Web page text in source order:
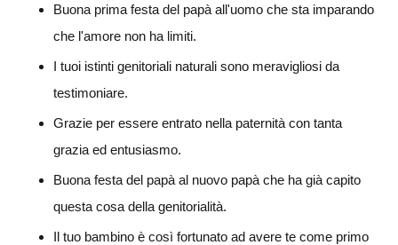
Buona prima festa del papà all'uomo che sta imparando
che l'amore non ha limiti.
I tuoi istinti genitoriali naturali sono meravigliosi da
testimoniare.
Grazie per essere entrato nella paternità con tanta
grazia ed entusiasmo.
Buona festa del papà al nuovo papà che ha già capito
questa cosa della genitorialità.
Il tuo bambino è così fortunato ad avere te come primo